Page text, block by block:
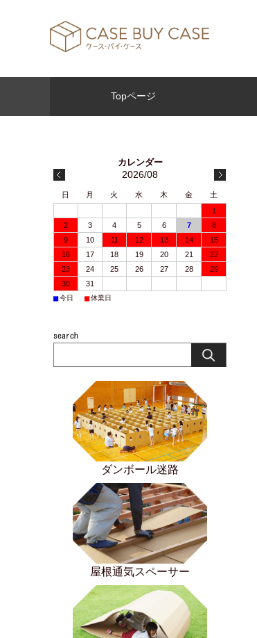
Topページ
2026/08
日 月 火 水 木 金
土
1
2
3 4 5 6 7
8
9
10 11 12 13 14
15
16
17 18 19 20 21
22
23
24 25 26 27 28
29
30
31
■今日 ■休業日
ダンボール迷路
屋根通気スペーサー